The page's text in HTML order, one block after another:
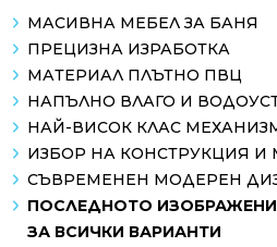
МАСИВНА МЕБЕЛ ЗА БАНЯ
ПРЕЦИЗНА ИЗРАБОТКА
МАТЕРИАЛ ПЛЪТНО ПВЦ
НАПЪЛНО ВЛАГО И
НАЙ-ВИСОК КЛАС
ИЗБОР НА КОНСТРУКЦИЯ И
СЪВРЕМЕНЕН МОДЕРЕН
ПОСЛЕДНОТО
ЗА ВСИЧКИ ВАРИАНТИ